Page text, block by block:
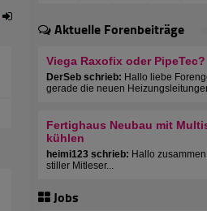
Aktuelle Forenbeiträge
Viega Raxofix oder PipeTec?
DerSeb schrieb: Hallo liebe
gerade die neuen
Fertighaus Neubau mit
kühlen
heimi123 schrieb: Hallo
stiller Mitleser...
Jobs